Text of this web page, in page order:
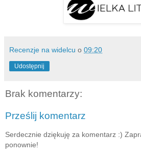
Recenzje na widelcu o 09:20
Udostępnij
Brak komentarzy:
Prześlij komentarz
Serdecznie dziękuję za komentarz :)
ponownie!